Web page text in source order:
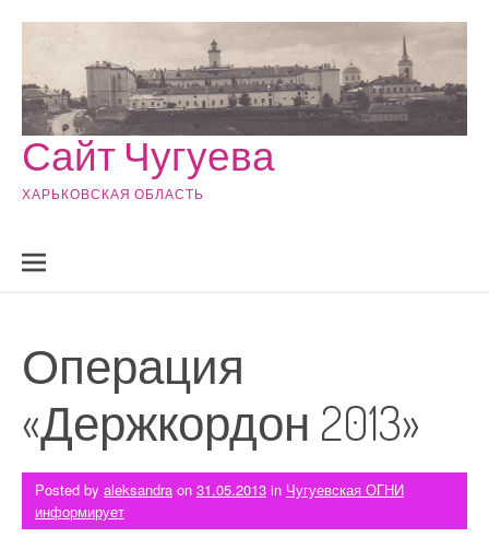
Сайт Чугуева
ХАРЬКОВСКАЯ ОБЛАСТЬ
Операция
«Держкордон 2013»
Posted by aleksandra on 31.05.2013 in Чугуевская ОГНИ
информирует